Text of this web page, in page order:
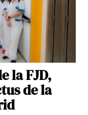
la FJD,
de la